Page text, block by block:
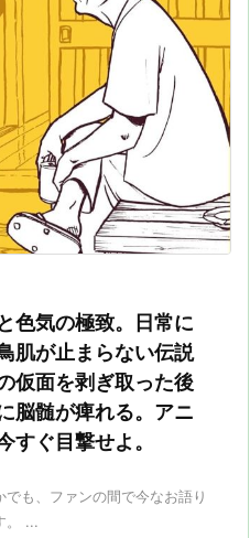
色気の極致。日常に
肌が止まらない伝説
仮面を剥ぎ取った後
脳髄が痺れる。アニ
すぐ目撃せよ。
も、ファンの間で今なお語り
。 ...